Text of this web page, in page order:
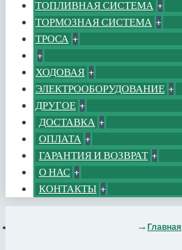
ТОПЛИВНАЯ СИСТЕМА +
ТОРМОЗНАЯ СИСТЕМА +
ТРОСА +
+
ХОДОВАЯ +
ЭЛЕКТРООБОРУДОВАНИЕ +
ДРУГОЕ +
ДОСТАВКА +
ОПЛАТА +
ГАРАНТИЯ И ВОЗВРАТ +
О НАС +
КОНТАКТЫ +
Главная